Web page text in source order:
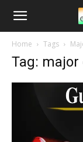
Home Tags
Tag: